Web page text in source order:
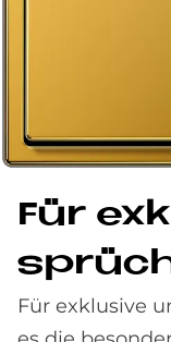
Für
Für exklusive